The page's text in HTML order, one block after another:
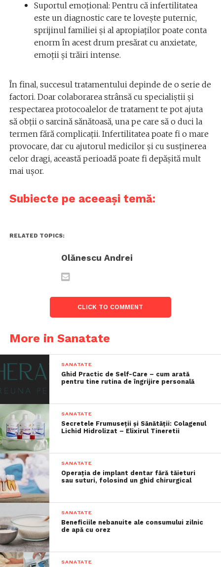
Suportul emoțional: Pentru că infertilitatea
este un diagnostic care te lovește puternic,
sprijinul familiei și al apropiaților poate conta
enorm în acest drum presărat cu anxietate,
emoții și trăiri intense.
În final, succesul tratamentului depinde de o serie de
factori. Doar colaborarea strânsă cu specialiștii și
respectarea protocoalelor de tratament te pot ajuta
să obții o sarcină sănătoasă, una pe care să o duci la
termen fără complicații. Infertilitatea poate fi o mare
provocare, dar cu ajutorul medicilor și cu susținerea
celor dragi, această perioadă poate fi depășită mult
mai ușor.
Subiecte pe aceeași temă:
RELATED TOPICS:
Olănescu Andrei
CLICK TO COMMENT
More in Sanatate
SANATATE
Ghid Practic de Self-Care – cum arată
pentru tine rutina de îngrijire personală
SANATATE
Secretele Frumuseții și Sănătății: Colagenul
Lichid Hidrolizat – Elixirul Tineretii
SANATATE
Operația de implant dentar fără tăieturi
sau suturi, folosind un ghid chirurgical
SANATATE
Beneficiile nebanuite ale consumului zilnic
de apă cu orez
SANATATE